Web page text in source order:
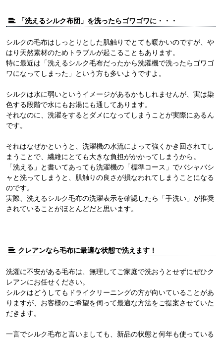
「洗えるシルク布団」を洗ったらゴワゴワに・・・
シルクの毛布はしっとりとした肌触りでとても暖かいのですが、や
はり天然素材のためトラブルが起こることもあります。
特に最近は「洗えるシルク毛布だったから洗濯機で洗ったらゴワゴ
ワになってしまった」という方も多いようですよ。
シルクは水に弱いというイメージがあるかもしれませんが、実は染
色する段階で水にもお湯にも通してあります。
それなのに、洗濯をするとダメになってしまうことが実際にあるん
です。
それはなぜかというと、洗濯機の水流によって強くかき回されてし
まうことで、繊維にとても大きな負担がかかってしまうから。
「洗える」と書いてあっても洗濯機の「標準コース」でバシャバシ
ャと洗ってしまうと、肌触りの良さが損なわれてしまうことになる
のです。
実際、洗えるシルク毛布の洗濯表示を確認したら「手洗い」が推奨
されていることがほとんどだと思います。
クレアンなら毛布に最適な状態で洗えます！
洗濯に不安がある毛布は、無理してご家庭で洗おうとせずにぜひク
レアンにお任せください。
シルクはどうしてもドライクリーニングの方が向いていることがあ
りますが、お客様のご希望を伺って最適な方法をご提案させていた
だきます。
一言でシルク毛布と言いましても、新品の状態と何年も使っている